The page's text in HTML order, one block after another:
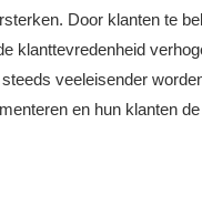
Door klanten te
klanttevredenheid
veeleisender
en hun klanten